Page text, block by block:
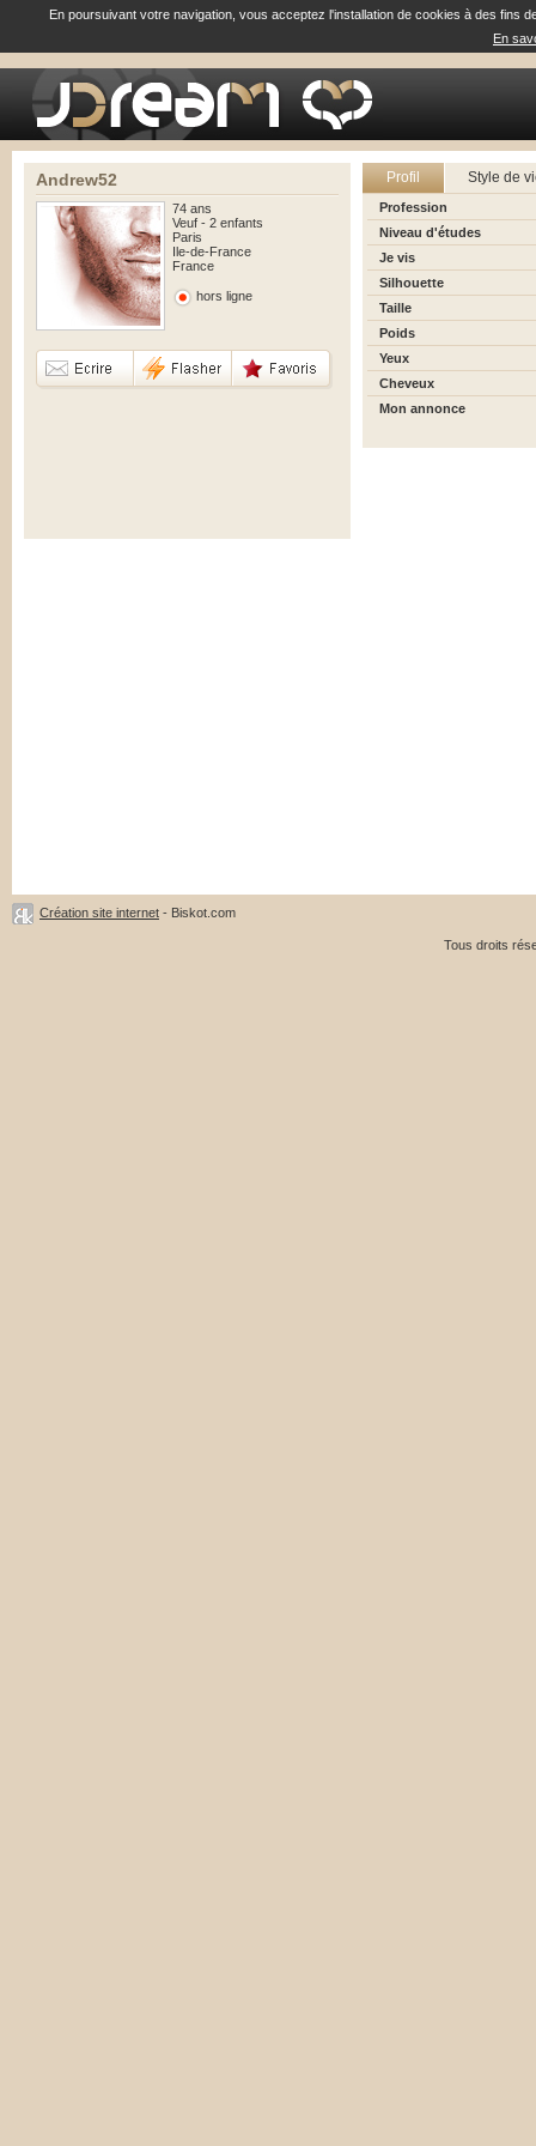
En poursuivant votre navigation, vous acceptez l'installation de cookies à des
En
Andrew52
74 ans
Veuf - 2 enfants
Paris
Ile-de-France
France
hors ligne
Profil Style de
Profession
Niveau d'études
Je vis
Silhouette
Taille
Poids
Yeux
Cheveux
Mon annonce
Création site internet - Biskot.com
Tous droits